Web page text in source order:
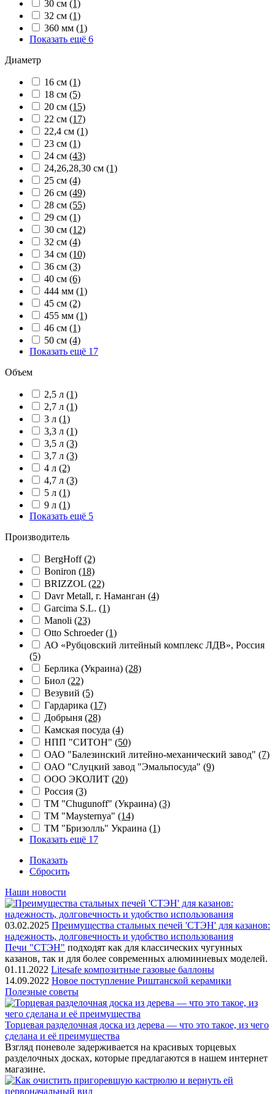
30 см (1)
32 см (1)
360 мм (1)
Показать ещё 6
Диаметр
16 см (1)
18 см (5)
20 см (15)
22 см (17)
22,4 см (1)
23 см (1)
24 см (43)
24,26,28,30 см (1)
25 см (4)
26 см (49)
28 см (55)
29 см (1)
30 см (12)
32 см (4)
34 см (10)
36 см (3)
40 см (6)
444 мм (1)
45 см (2)
455 мм (1)
46 см (1)
50 см (4)
Показать ещё 17
Объем
2,5 л (1)
2,7 л (1)
3 л (1)
3,3 л (1)
3,5 л (3)
3,7 л (3)
4 л (2)
4,7 л (3)
5 л (1)
9 л (1)
Показать ещё 5
Производитель
BergHoff(2)
Boniron (18)
BRIZZOL (22)
Davr Metall, г. Наманган (4)
Garcima S.L. (1)
Manoli (23)
Otto Schroeder(1)
АО «Рубцовский литейный комплекс ЛДВ», Россия
(5)
Берлика (Украина) (28)
Биол (22)
Везувий (5)
Гардарика (17)
Добрыня (28)
Камская посуда (4)
НПП "СИТОН" (50)
ОАО "Балезинский литейно-механический завод" (7)
ОАО "Слуцкий завод "Эмальпосуда" (9)
ООО ЭКОЛИТ (20)
Россия (3)
ТМ "Chugunoff" (Украина) (3)
ТМ "Maysternya" (14)
ТМ "Бризолль" Украина (1)
Показать ещё 17
Показать
Сбросить
Наши новости
03.02.2025 Преимущества стальных печей 'СТЭН' для казанов:
надежность, долговечность и удобство использования
Печи "СТЭН" подходят как для классических чугунных
казанов, так и для более современных алюминиевых моделей.
01.11.2022 Litesafe композитные газовые баллоны
14.09.2022 Новое поступление Риштанской керамики
Полезные советы
Торцевая разделочная доска из дерева — что это такое, из чего
сделана и её преимущества
Взгляд поневоле задерживается на красивых торцевых
разделочных досках, которые предлагаются в нашем интернет
магазине.